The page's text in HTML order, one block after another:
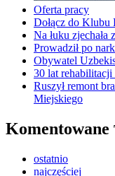
Oferta pracy
Dołącz do Klubu
Na łuku
Prowadził po
Obywatel
30 lat
Ruszył remont
Miejskiego
Komentowane
ostatnio
najczęściej